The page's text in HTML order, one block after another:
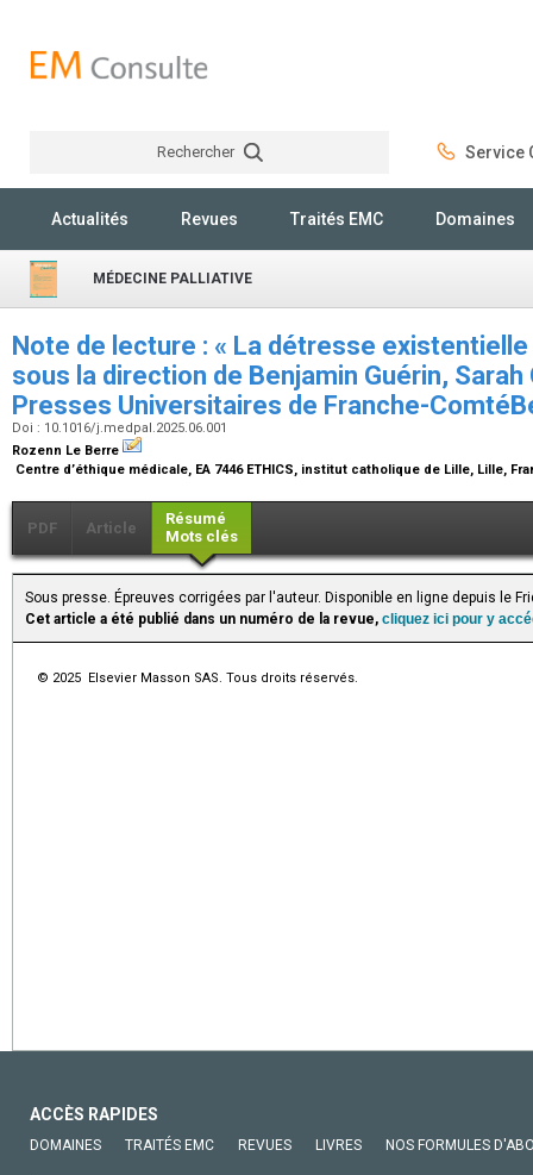
Rechercher Service
Actualités Revues Traités EMC Domaines
MÉDECINE PALLIATIVE
Note de lecture : « La détresse
sous la direction de Benjamin Guérin,
Presses Universitaires de Franche-
Doi : 10.1016/j.medpal.2025.06.001
Rozenn Le Berre
Centre d’éthique médicale, EA 7446 ETHICS, institut catholique de Lille, Lille,
PDF Article
Résumé
Mots clés
Sous presse. Épreuves corrigées par l'auteur. Disponible en ligne depuis le
Cet article a été publié dans un numéro de la revue, cliquez ici pour y
© 2025 Elsevier Masson SAS. Tous droits réservés.
ACCÈS RAPIDES
DOMAINES TRAITÉS EMC REVUES LIVRES NOS FORMULES